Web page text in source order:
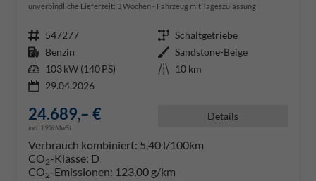
unverbindliche Lieferzeit: 3 Wochen Fahrzeug mit Tageszulassung
Fahrzeugnr. 547277 Getriebe Schaltgetriebe
Kraftstoff Benzin Außenfarbe Sandstone-Beige
Leistung 103 kW (140 PS) Kilometerstand 10 km
29.04.2026
24.689,– €
incl. 19% MwSt.
Details
Verbrauch kombiniert: 5,40 l/100km
CO2-Klasse: D
CO2-Emissionen: 123,00 g/km